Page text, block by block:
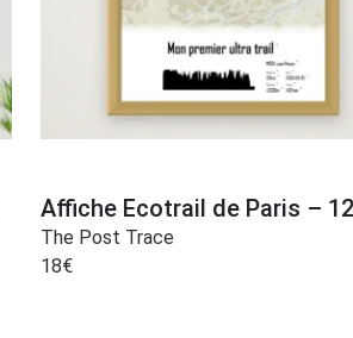
Affiche Ecotrail de Paris –
The Post Trace
18€